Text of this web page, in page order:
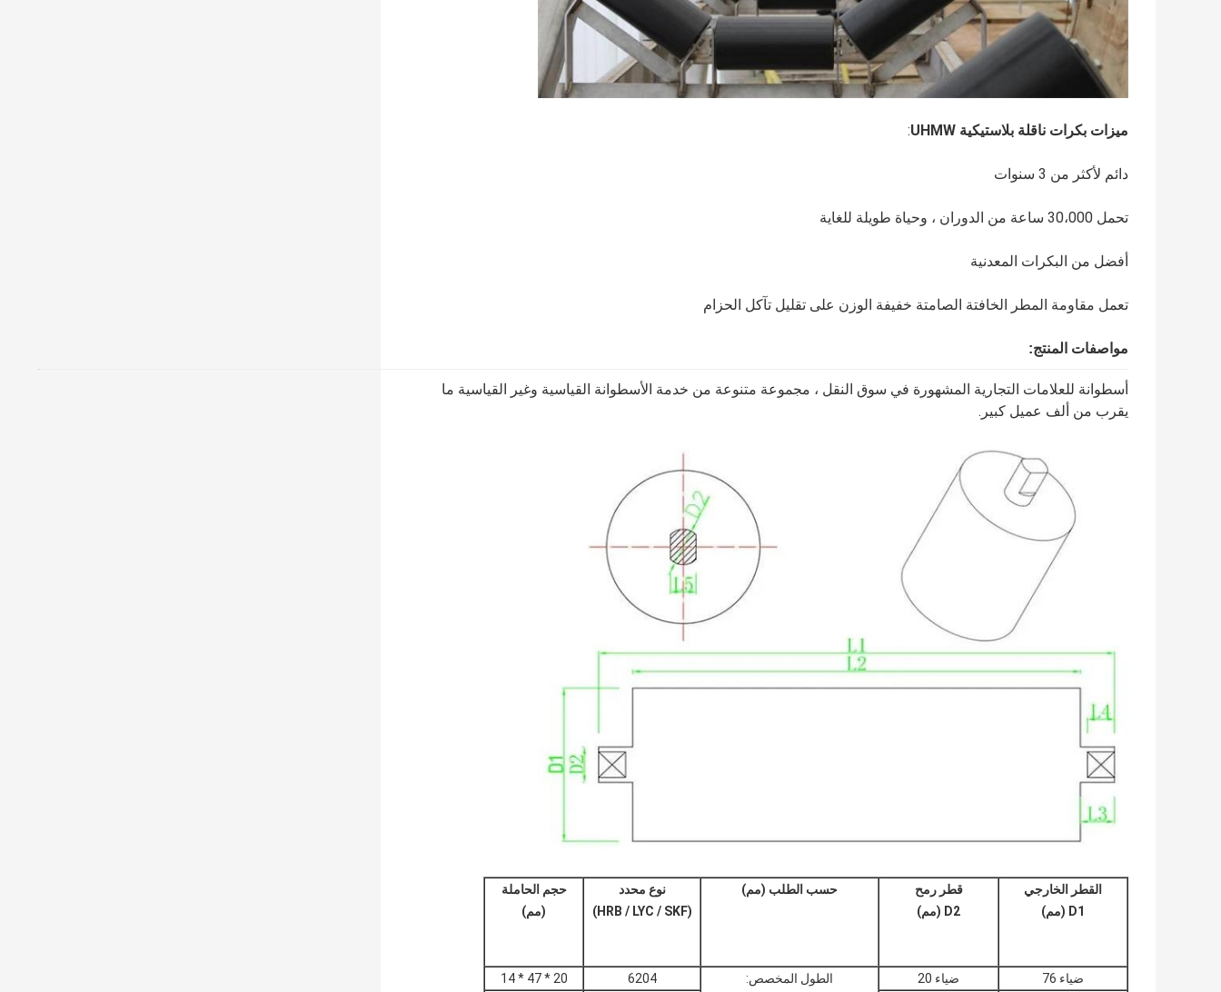
ميزات بكرات ناقلة بلاستيكية UHMW :
دائم لأكثر من 3 سنوات
تحمل 30،000 ساعة من الدوران ، وحياة طويلة للغاية
أفضل من البكرات المعدنية
تعمل مقاومة المطر الخافتة الصامتة خفيفة الوزن على تقليل تآكل الحزام
مواصفات المنتج:
أسطوانة للعلامات التجارية المشهورة في سوق النقل ، مجموعة متنوعة من خدمة الأسطوانة القياسية وغير القياسية ما
يقرب من ألف عميل كبير.
القطر الخارجي
D1 (مم)
قطر رمح
D2 (مم)
حسب الطلب (مم)
نوع محدد
(HRB / LYC / SKF)
حجم الحاملة
(مم)
ضياء 76 ضياء 20
الطول المخصص:
6204
20 * 47 * 14